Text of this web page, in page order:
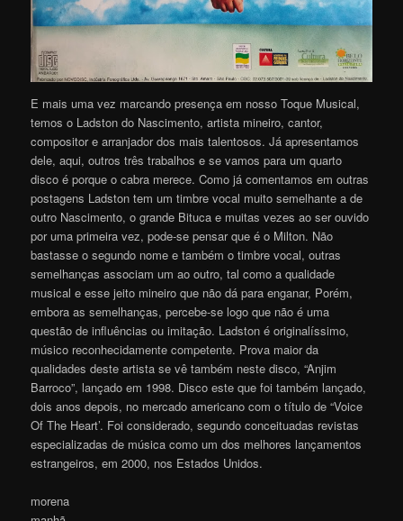
E mais uma vez marcando presença em nosso Toque Musical,
temos o Ladston do Nascimento, artista mineiro, cantor,
compositor e arranjador dos mais talentosos. Já apresentamos
dele, aqui, outros três trabalhos e se vamos para um quarto
disco é porque o cabra merece. Como já comentamos em outras
postagens Ladston tem um timbre vocal muito semelhante a de
outro Nascimento, o grande Bituca e muitas vezes ao ser ouvido
por uma primeira vez, pode-se pensar que é o Milton. Não
bastasse o segundo nome e também o timbre vocal, outras
semelhanças associam um ao outro, tal como a qualidade
musical e esse jeito mineiro que não dá para enganar, Porém,
embora as semelhanças, percebe-se logo que não é uma
questão de influências ou imitação. Ladston é originalíssimo,
músico reconhecidamente competente. Prova maior da
qualidades deste artista se vê também neste disco, “Anjim
Barroco”, lançado em 1998. Disco este que foi também lançado,
dois anos depois, no mercado americano com o título de “Voice
Of The Heart’. Foi considerado, segundo conceituadas revistas
especializadas de música como um dos melhores lançamentos
estrangeiros, em 2000, nos Estados Unidos.
morena